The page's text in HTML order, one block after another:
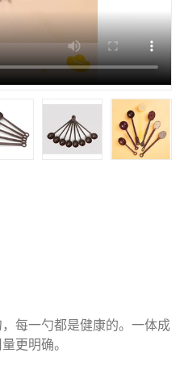
每一勺都是健康的。一体成
更明确。